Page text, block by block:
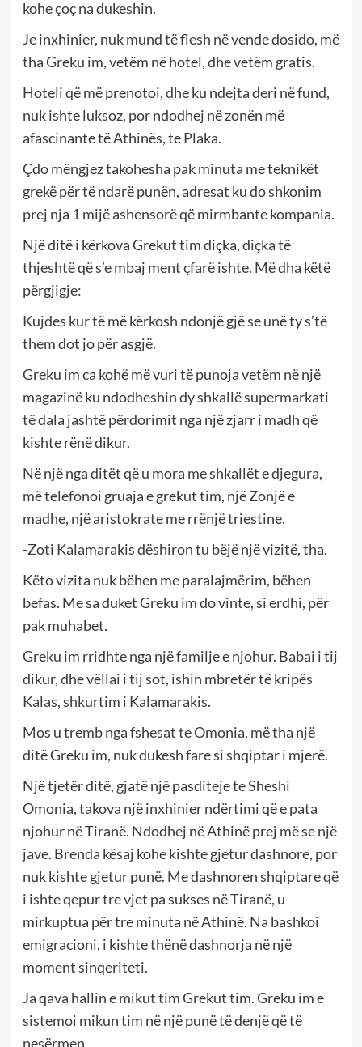
kohe çoç na dukeshin.
Je inxhinier, nuk mund të flesh në vende dosido, më
tha Greku im, vetëm në hotel, dhe vetëm gratis.
Hoteli që më prenotoi, dhe ku ndejta deri në fund,
nuk ishte luksoz, por ndodhej në zonën më
afascinante të Athinës, te Plaka.
Çdo mëngjez takohesha pak minuta me teknikët
grekë për të ndarë punën, adresat ku do shkonim
prej nja 1 mijë ashensorë që mirmbante kompania.
Një ditë i kërkova Grekut tim diçka, diçka të
thjeshtë që s’e mbaj ment çfarë ishte. Më dha këtë
përgjigje:
Kujdes kur të më kërkosh ndonjë gjë se unë ty s’të
them dot jo për asgjë.
Greku im ca kohë më vuri të punoja vetëm në një
magazinë ku ndodheshin dy shkallë supermarkati
të dala jashtë përdorimit nga një zjarr i madh që
kishte rënë dikur.
Në një nga ditët që u mora me shkallët e djegura,
më telefonoi gruaja e grekut tim, një Zonjë e
madhe, një aristokrate me rrënjë triestine.
-Zoti Kalamarakis dëshiron tu bëjë një vizitë, tha.
Këto vizita nuk bëhen me paralajmërim, bëhen
befas. Me sa duket Greku im do vinte, si erdhi, për
pak muhabet.
Greku im rridhte nga një familje e njohur. Babai i tij
dikur, dhe vëllai i tij sot, ishin mbretër të kripës
Kalas, shkurtim i Kalamarakis.
Mos u tremb nga fshesat te Omonia, më tha një
ditë Greku im, nuk dukesh fare si shqiptar i mjerë.
Një tjetër ditë, gjatë një pasditeje te Sheshi
Omonia, takova një inxhinier ndërtimi që e pata
njohur në Tiranë. Ndodhej në Athinë prej më se një
jave. Brenda kësaj kohe kishte gjetur dashnore, por
nuk kishte gjetur punë. Me dashnoren shqiptare që
i ishte qepur tre vjet pa sukses në Tiranë, u
mirkuptua për tre minuta në Athinë. Na bashkoi
emigracioni, i kishte thënë dashnorja në një
moment sinqeriteti.
Ja qava hallin e mikut tim Grekut tim. Greku im e
sistemoi mikun tim në një punë të denjë që të
nesërmen.